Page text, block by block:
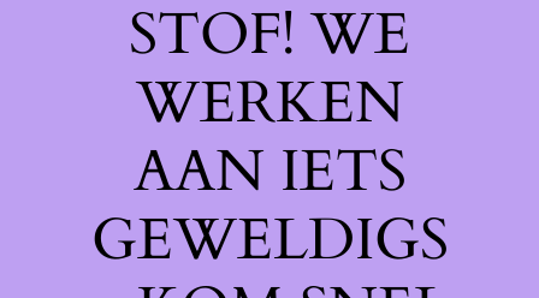
STOF! WE
WERKEN
AAN IETS
GEWELDIGS